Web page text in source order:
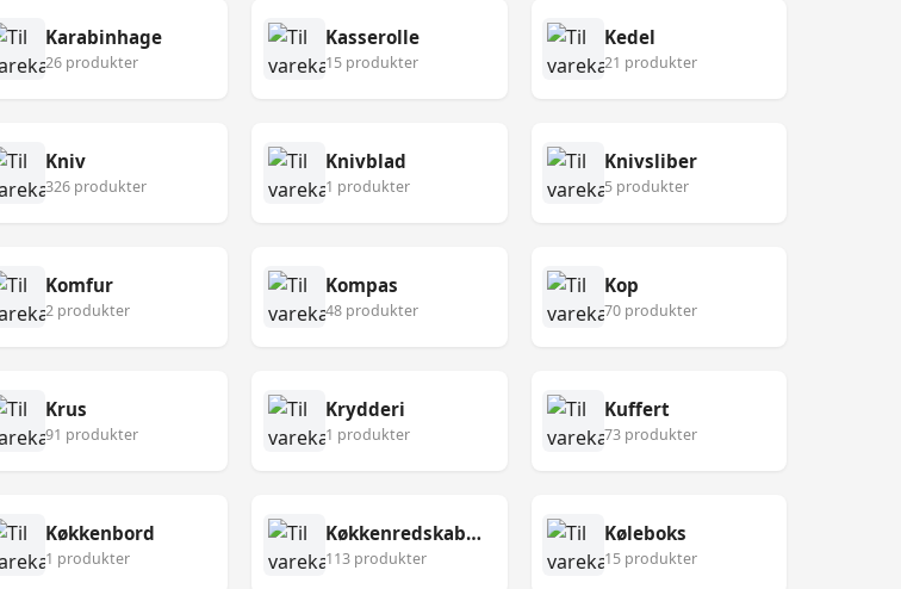
Karabinhage
26 produkter
Kasserolle
15 produkter
Kedel
21 produkter
Kniv
326 produkter
Knivblad
1 produkter
Knivsliber
5 produkter
Komfur
2 produkter
Kompas
48 produkter
Kop
70 produkter
Krus
91 produkter
Krydderi
1 produkter
Kuffert
73 produkter
Køkkenbord
1 produkter
Køkkenredskaber
113 produkter
Køleboks
15 produkter